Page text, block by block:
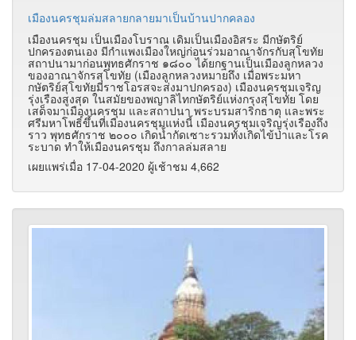
เมืองนครชุมล่มสลายกลายมาเป็นบ้านปากคลอง
เมืองนครชุม เป็นเมืองโบราณ เดิมเป็นเมืองอิสระ มีกษัตริย์
ปกครองตนเอง มีกำแพงเมืองใหญ่ก่อนร่วมอาณาจักรกับสุโขทัย
สถาปนามาก่อนพุทธศักราช ๑๘๐๐ ได้ยกฐานเป็นเมืองลูกหลวง
ของอาณาจักรสุโขทัย (เมืองลูกหลวงหมายถึง เมื่อพระมหา
กษัตริย์สุโขทัยมีราชโอรสจะส่งมาปกครอง) เมืองนครชุมเจริญ
รุ่งเรืองสูงสุด ในสมัยของพญาลิไทกษัตริย์แห่งกรุงสุโขทัย โดย
เสด็จมาเมืองนครชุม และสถาปนา พระบรมสาริกธาตุ และพระ
ศรีมหาโพธิ์ขึ้นที่เมืองนครชุมแห่งนี้ เมืองนครชุมเจริญรุ่งเรืองถึง
ราว พุทธศักราช ๒๐๐๐ เกิดน้ำกัดเซาะรวมทั้งเกิดไข้ป่าและโรค
ระบาด ทำให้เมืองนครชุม ถึงกาลล่มสลาย
เผยแพร่เมื่อ 17-04-2020 ผู้เช้าชม 4,662